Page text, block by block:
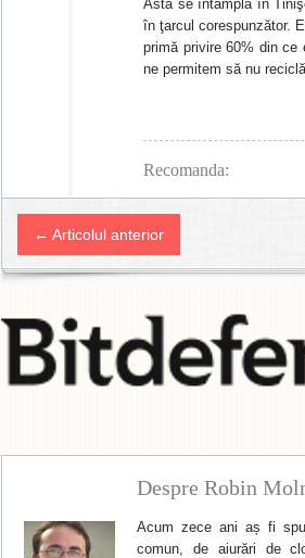
Asta se întâmplă în
în ţarcul corespunzător.
primă privire 60% din ce
ne permitem să nu
Recomanda:
← Articolul anterior
Despre Robin
Acum zece ani aș fi
comun, de aiurări de